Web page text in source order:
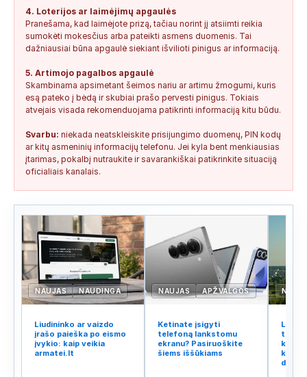
4. Loterijos ar laimėjimų apgaulės
Pranešama, kad laimėjote prizą, tačiau norint jį atsiimti reikia
sumokėti mokesčius arba pateikti asmens duomenis. Tai
dažniausiai būna apgaulė siekiant išvilioti pinigus ar informaciją.
5. Artimojo pagalbos apgaulė
Skambinama apsimetant šeimos nariu ar artimu žmogumi, kuris
esą pateko į bėdą ir skubiai prašo pervesti pinigus. Tokiais
atvejais visada rekomenduojama patikrinti informaciją kitu būdu.
Svarbu: niekada neatskleiskite prisijungimo duomenų, PIN kodų
ar kitų asmeninių informacijų telefonu. Jei kyla bent menkiausias
įtarimas, pokalbį nutraukite ir savarankiškai patikrinkite situaciją
oficialiais kanalais.
NAUJAS NAUDINGA
Liudininko ar vaizdo
įrašo paieška po eismo
įvykio: kaip veikia
armatei.lt
NAUJAS APŽVALGOS
Ketinate įsigyti
telefoną lankstomu
ekranu? Pasiruoškite
šiems iššūkiams
tinklo
kodėl
kalba